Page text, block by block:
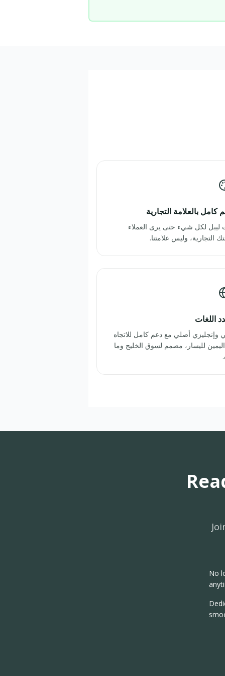
كامل بالعلامة التجارية
ليبل لكل شيء حتى يرى العملاء
التجارية، وليس علامتنا.
اللغات
وإنجليزي أصلي مع دعم كامل للاتجاه
لليسار، مصمم لسوق الخليج وما
No